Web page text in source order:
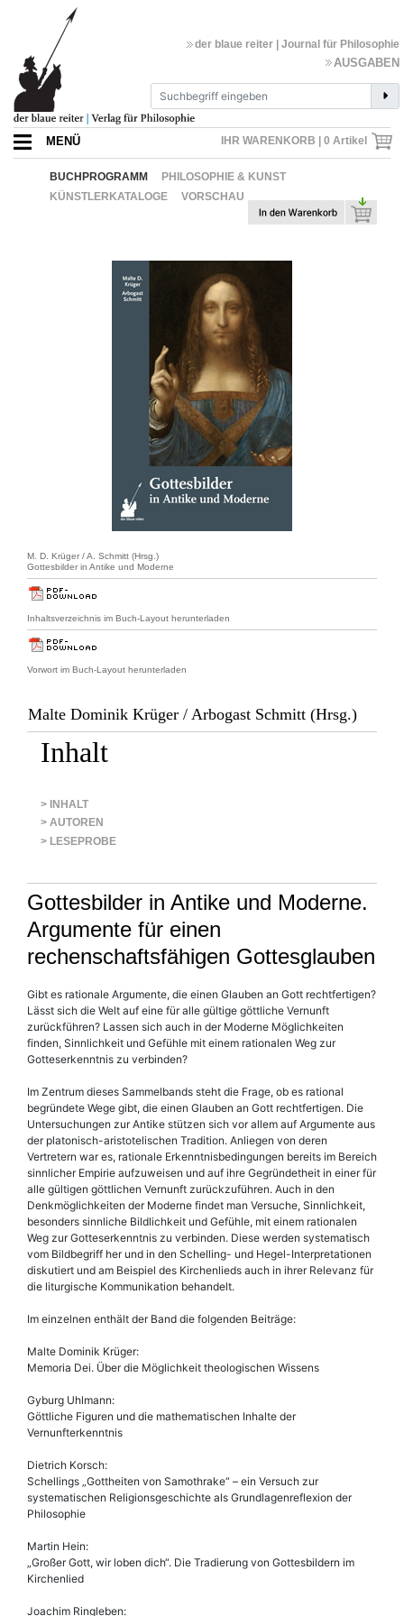
IHR WARENKORB | 0 Artikel
der blaue reiter | Journal für Philosophie
AUSGABEN
MENÜ
BUCHPROGRAMM
PHILOSOPHIE & KUNST
KÜNSTLERKATALOGE
VORSCHAU
M. D. Krüger / A. Schmitt (Hrsg.)
Gottesbilder in Antike und Moderne
Inhaltsverzeichnis im Buch-Layout herunterladen
Vorwort im Buch-Layout herunterladen
Malte Dominik Krüger / Arbogast Schmitt (Hrsg.)
Inhalt
> INHALT
> AUTOREN
> LESEPROBE
Gottesbilder in Antike und Moderne.
Argumente für einen
rechenschaftsfähigen Gottesglauben
Gibt es rationale Argumente, die einen Glauben an Gott rechtfertigen?
Lässt sich die Welt auf eine für alle gültige göttliche Vernunft
zurückführen? Lassen sich auch in der Moderne Möglichkeiten
finden, Sinnlichkeit und Gefühle mit einem rationalen Weg zur
Gotteserkenntnis zu verbinden?
Im Zentrum dieses Sammelbands steht die Frage, ob es rational
begründete Wege gibt, die einen Glauben an Gott rechtfertigen. Die
Untersuchungen zur Antike stützen sich vor allem auf Argumente aus
der platonisch-aristotelischen Tradition. Anliegen von deren
Vertretern war es, rationale Erkenntnisbedingungen bereits im Bereich
sinnlicher Empirie aufzuweisen und auf ihre Gegründetheit in einer für
alle gültigen göttlichen Vernunft zurückzuführen. Auch in den
Denkmöglichkeiten der Moderne findet man Versuche, Sinnlichkeit,
besonders sinnliche Bildlichkeit und Gefühle, mit einem rationalen
Weg zur Gotteserkenntnis zu verbinden. Diese werden systematisch
vom Bildbegriff her und in den Schelling- und Hegel-Interpretationen
diskutiert und am Beispiel des Kirchenlieds auch in ihrer Relevanz für
die liturgische Kommunikation behandelt.
Im einzelnen enthält der Band die folgenden Beiträge:
Malte Dominik Krüger:
Memoria Dei. Über die Möglichkeit theologischen Wissens
Gyburg Uhlmann:
Göttliche Figuren und die mathematischen Inhalte der
Vernunfterkenntnis
Dietrich Korsch:
Schellings „Gottheiten von Samothrake“ – ein Versuch zur
systematischen Religionsgeschichte als Grundlagenreflexion der
Philosophie
Martin Hein:
„Großer Gott, wir loben dich“. Die Tradierung von Gottesbildern im
Kirchenlied
Joachim Ringleben: